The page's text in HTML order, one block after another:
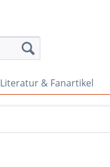
Literatur & Fanartikel